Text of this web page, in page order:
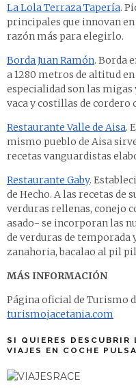
La Lola Terraza Tapería.
principales que innovan en
razón más para elegirlo.
Borda Juan Ramón. Borda
a 1280 metros de altitud en
especialidad son las migas
vaca y costillas de cordero
Restaurante Valle de Aisa.
mismo pueblo de Aisa
recetas vanguardistas
Restaurante Gaby.
de Hecho. A las recetas de
verduras rellenas, conejo
asado- se incorporan las
de verduras de temporada
zanahoria, bacalao al pil pil
MÁS INFORMACIÓN
Página oficial de Turismo
turismojacetania.com
SI QUIERES DESCUBRIR
VIAJES EN COCHE PULSA